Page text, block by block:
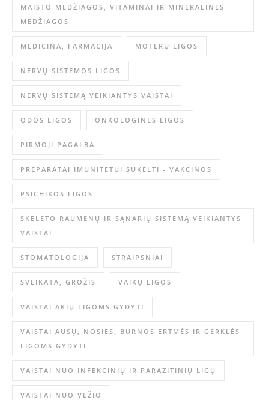
MAISTO MEDŽIAGOS, VITAMINAI IR MINERALINĖS
MEDŽIAGOS
MEDICINA, FARMACIJA MOTERŲ LIGOS
NERVŲ SISTEMOS LIGOS
NERVŲ SISTEMĄ VEIKIANTYS VAISTAI
ODOS LIGOS ONKOLOGINĖS LIGOS
PIRMOJI PAGALBA
PREPARATAI IMUNITETUI SUKELTI - VAKCINOS
PSICHIKOS LIGOS
SKELETO RAUMENŲ IR SĄNARIŲ SISTEMĄ VEIKIANTYS
VAISTAI
STOMATOLOGIJA STRAIPSNIAI
SVEIKATA, GROŽIS VAIKŲ LIGOS
VAISTAI AKIŲ LIGOMS GYDYTI
VAISTAI AUSŲ, NOSIES, BURNOS ERTMĖS IR GERKLĖS
LIGOMS GYDYTI
VAISTAI NUO INFEKCINIŲ IR PARAZITINIŲ LIGŲ
VAISTAI NUO VĖŽIO